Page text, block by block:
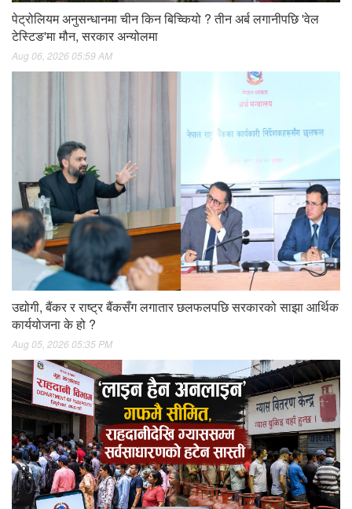
पेट्रोलियम अनुसन्धानमा चीन किन बिच्कियो ? तीन अर्ब लगानीपछि 'वेल
टेस्टिङ'मा मौन, सरकार अन्योलमा
Aug 06, 2026 05:59 AM
उद्योगी, बैंकर र राष्ट्र बैंकसँग लगातार छलफलपछि सरकारको साझा आर्थिक
कार्ययोजना के हो ?
Aug 05, 2026 05:35 PM